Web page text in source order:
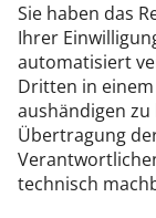
Sie haben das
Ihrer
automatisiert
Dritten in
aushändigen zu
Übertragung
technisch